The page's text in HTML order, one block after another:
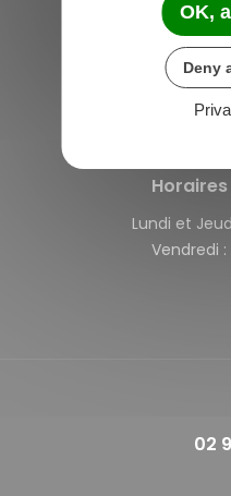
Saint-
4 rue
22980
Lundi et
Vendredi :
02
OK,
Deny